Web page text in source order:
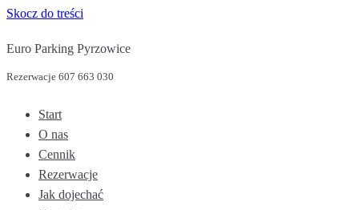
Skocz do treści
Euro Parking Pyrzowice
Rezerwacje 607 663 030
Start
O nas
Cennik
Rezerwacje
Jak dojechać